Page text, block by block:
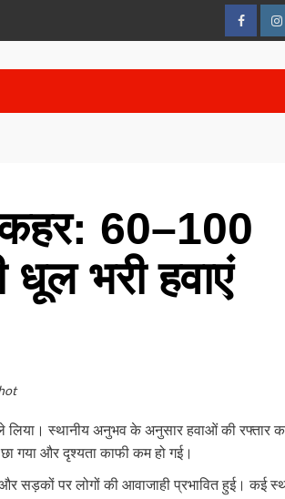
60–100
धूल भरी हवाएं
स्थानीय अनुभव के अनुसार हवाओं की रफ्तार
गया और दृश्यता काफी कम हो गई।
पर लोगों की आवाजाही प्रभावित हुई। कई